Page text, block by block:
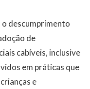
o descumprimento
de
cabíveis, inclusive
em práticas que
e